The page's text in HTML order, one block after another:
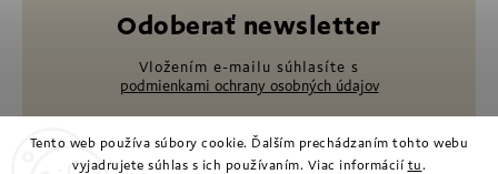
Tento web používa súbory cookie. Ďalším prechádzaním tohto webu
vyjadrujete súhlas s ich používaním. Viac informácií tu.
Odoberať newsletter
Vložením e-mailu súhlasíte s
podmienkami ochrany osobných údajov